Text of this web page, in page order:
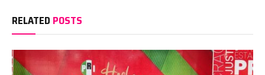
RELATED POSTS